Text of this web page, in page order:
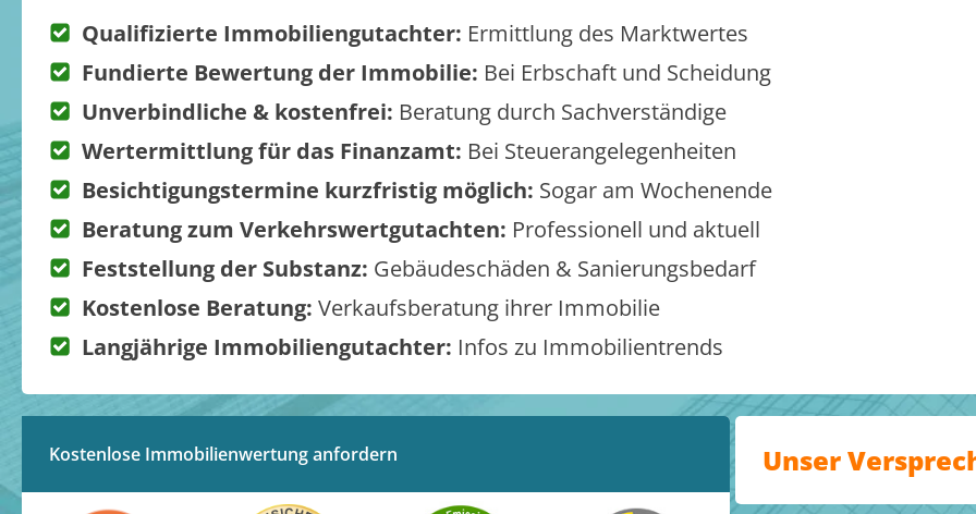
Qualifizierte Immobiliengutachter: Ermittlung des Marktwertes
Fundierte Bewertung der Immobilie: Bei Erbschaft und Scheidung
Unverbindliche & kostenfrei: Beratung durch Sachverständige
Wertermittlung für das Finanzamt: Bei Steuerangelegenheiten
Besichtigungstermine kurzfristig möglich: Sogar am Wochenende
Beratung zum Verkehrswertgutachten: Professionell und aktuell
Feststellung der Substanz: Gebäudeschäden & Sanierungsbedarf
Kostenlose Beratung: Verkaufsberatung ihrer Immobilie
Langjährige Immobiliengutachter: Infos zu Immobilientrends
Kostenlose Immobilienwertung anfordern Unser